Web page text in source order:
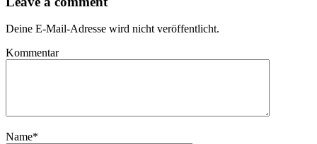
Deine E-Mail-Adresse wird nicht veröffentlicht.
Kommentar
Name*